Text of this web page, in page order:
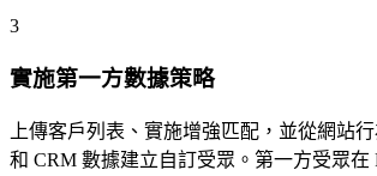
3
實施第一方數據策略
上傳客戶列表、實施增強匹配，並從網站
和 CRM 數據建立自訂受眾。第一方受眾在